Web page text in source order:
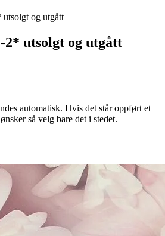
og utgått
2* utsolgt og utgått
automatisk. Hvis det står oppført et
så velg bare det i stedet.